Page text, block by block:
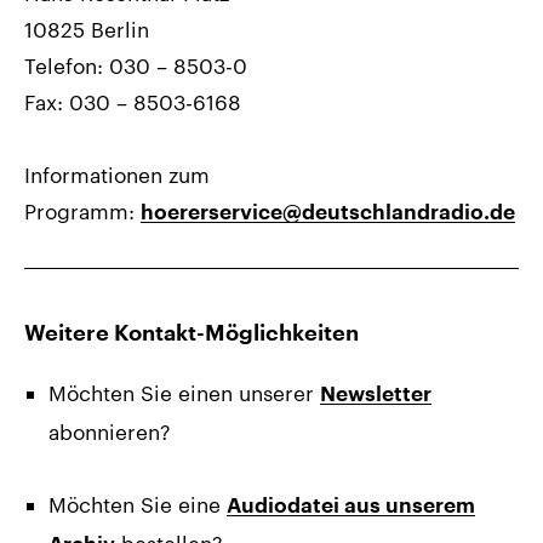
10825 Berlin
Telefon: 030 – 8503-0
Fax: 030 – 8503-6168
Informationen zum
Programm: hoererservice@deutschlandradio.de
Weitere Kontakt-Möglichkeiten
Möchten Sie einen unserer Newsletter
abonnieren?
Möchten Sie eine Audiodatei aus unserem